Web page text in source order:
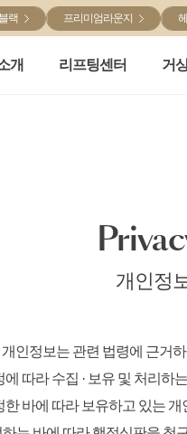
랙 프리미엄라운지
개 리프팅센터 거
개인정
인정보는 관련 법령에 근거
따라 수집 · 보유 및 처리
바에 따라 보유하고 있는